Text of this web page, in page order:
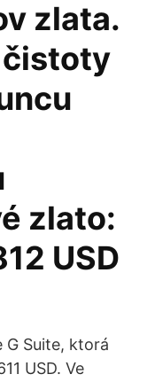
zlata.
čistoty
zlato:
USD
Suite, ktorá
USD. Ve